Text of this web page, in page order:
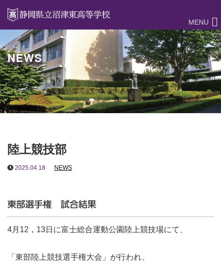
MENU
NEWS
陸上競技部
2025.04.18 NEWS
東部選手権 試合結果
4月12，13日に富士総合運動公園陸上競技場にて、
「東部陸上競技選手権大会」が行われ、